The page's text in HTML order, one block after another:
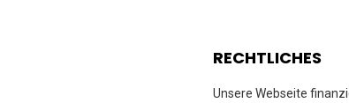
RECHTLICHES
Unsere Webseite